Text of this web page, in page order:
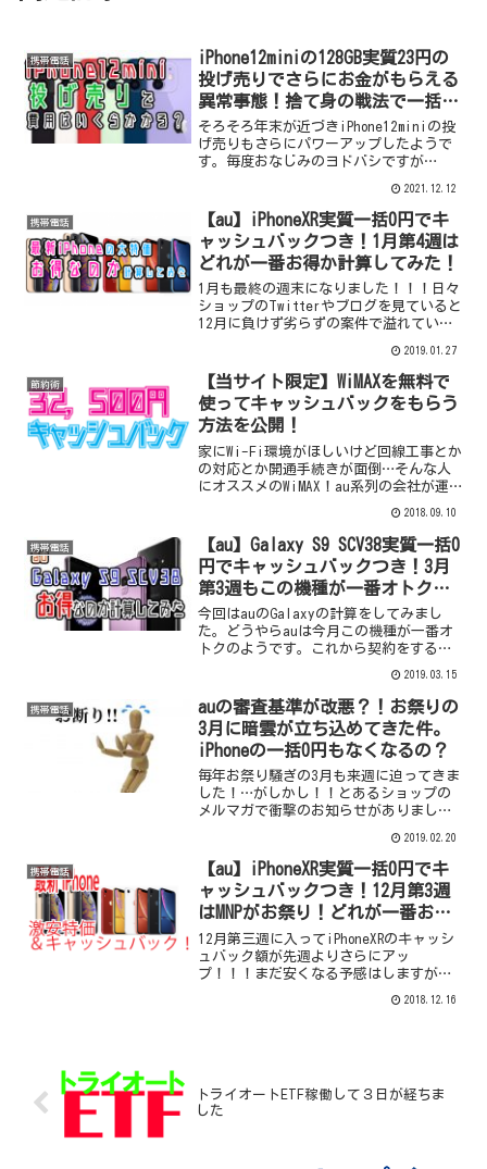
携帯電話
iPhone12miniの128GB実質23円の
投げ売りでさらにお金がもらえる
異常事態！捨て身の戦法で一括購
入よりもお得に？！
そろそろ年末が近づきiPhone12miniの投
げ売りもさらにパワーアップしたようで
す。毎度おなじみのヨドバシですが
ルで23円に加えて10000ポイントがもら
えるというボーナスタイムに突...
2021.12.12
携帯電話
【au】iPhoneXR実質一括0円でキ
ャッシュバックつき！1月第4週は
どれが一番お得か計算してみた！
1月も最終の週末になりました！！！日々
ショップのTwitterやブログを見ていると
12月に負けず劣らずの案件で溢れていま
ようと思っている人は参考にしてみてく
ださい。携帯でお小遣い稼ぎのやり方
は...
2019.01.27
節約術
【当サイト限定】WiMAXを無料で
使ってキャッシュバックをもらう
方法を公開！
家にWi-Fi環境がほしいけど回線工事とか
の対応とか開通手続きが面倒…そんな人
にオススメのWiMAX！au系列の会社が運
り使い勝手がいいので私もお気に入りの
サービスです。私もインターネット回線
が引けない...
2018.09.10
携帯電話
【au】Galaxy S9 SCV38実質一括0
円でキャッシュバックつき！3月
第3週もこの機種が一番オトク
だ！
今回はauのGalaxyの計算をしてみまし
た。どうやらauは今月この機種が一番オ
トクのようです。これから契約をする人
遣い稼ぎのやり方はこちらを御覧くださ
い。参考のお店今回計算するにあたって
参考にさせてもら...
2019.03.15
携帯電話
auの審査基準が改悪？！お祭りの
3月に暗雲が立ち込めてきた件。
iPhoneの一括0円もなくなるの？
毎年お祭り騒ぎの3月も来週に迫ってきま
した！…がしかし！！とあるショップの
メルマガで衝撃のお知らせがありまし
戦々恐々としております。『とはいって
も3月は良いでしょ』という有難いお声
や、ご期待も沢山お寄せ...
2019.02.20
携帯電話
【au】iPhoneXR実質一括0円でキ
ャッシュバックつき！12月第3週
はMNPがお祭り！どれが一番お得
か計算してみた！
12月第三週に入ってiPhoneXRのキャッシ
ュバック額が先週よりさらにアッ
プ！！！まだ安くなる予感はしますがど
でどのモデルが一番オトクか計算してみ
2018.12.16
トライオートETF稼働して３日が経ちま
した